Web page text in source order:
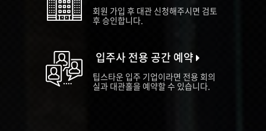
회원 가입 후 대관 신청해주시면 검토
후 승인합니다.
입주사 전용 공간 예약
팁스타운 입주 기업이라면 전용 회의
실과 대관홀을 예약할 수 있습니다.